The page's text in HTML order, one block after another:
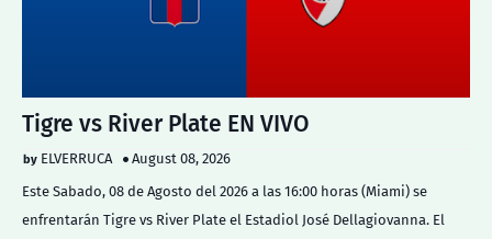
Tigre vs River Plate EN VIVO
ELVERRUCA
August 08, 2026
Este Sabado, 08 de Agosto del 2026 a las 16:00 horas (Miami) se
enfrentarán Tigre vs River Plate el Estadiol José Dellagiovanna. El